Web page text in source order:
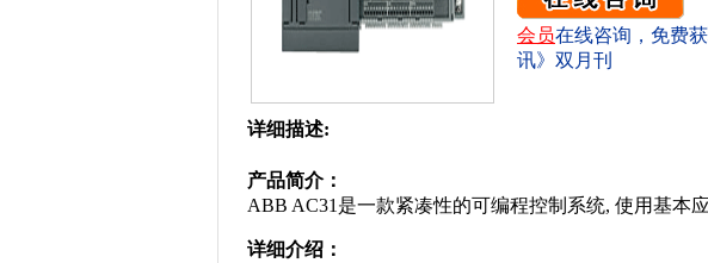
会员在线咨询，免费
讯》双月刊
详细描述:
产品简介：
ABB AC31是一款紧凑性的可编程控制系统, 使用基本
详细介绍：